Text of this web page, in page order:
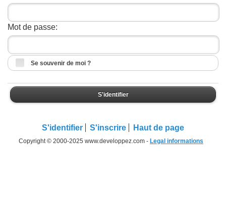
Mot de passe:
Se souvenir de moi ?
S'identifier
S'identifier S'inscrire Haut de page
Copyright © 2000-2025 www.developpez.com - Legal informations